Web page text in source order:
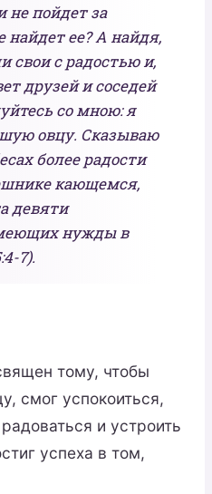
не пойдет за
найдет ее? А найдя,
свои с радостью и,
друзей и соседей
со мною: я
овцу. Сказываю
более радости
кающемся,
девяти
нужды в
7).
тому, чтобы
смог успокоиться,
и устроить
успеха в том,